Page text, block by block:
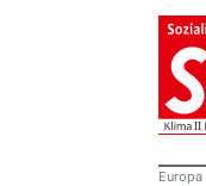
Europa